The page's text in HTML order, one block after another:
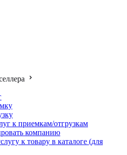
к приемкам/отгрузкам
компанию
к товару в каталоге (для